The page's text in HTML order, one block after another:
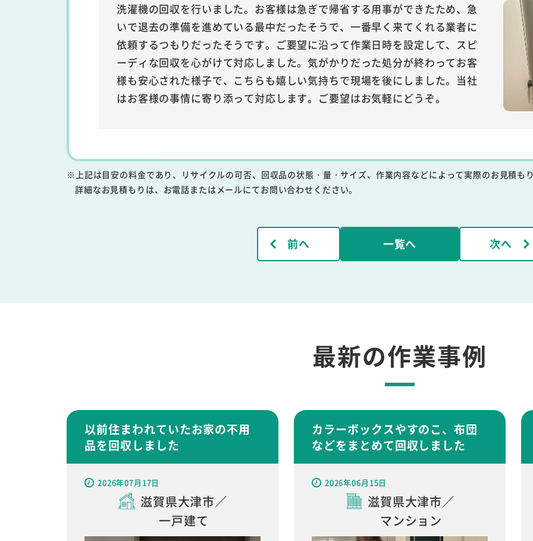
洗濯機の回収を行いました。お客様は急ぎで帰省する用事ができたため、急
いで退去の準備を進めている最中だったそうで、一番早く来てくれる業者に
依頼するつもりだったそうです。ご要望に沿って作業日時を設定して、スピ
ーディな回収を心がけて対応しました。気がかりだった処分が終わってお客
様も安心された様子で、こちらも嬉しい気持ちで現場を後にしました。当社
はお客様の事情に寄り添って対応します。ご要望はお気軽にどうぞ。
※上記は目安の料金であり、リサイクルの可否、回収品の状態・量・サイズ、作業内容などによって実際のお見積も
詳細なお見積もりは、お電話またはメールにてお問い合わせください。
前へ 一覧へ 次へ
最新の作業事例
以前住まわれていたお家の不用
品を回収しました
2026年07月17日
滋賀県大津市／
一戸建て
カラーボックスやすのこ、布団
などをまとめて回収しました
2026年06月15日
滋賀県大津市／
マンション